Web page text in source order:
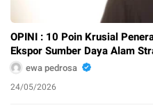
OPINI : 10 Poin Krusial
Ekspor Sumber Daya Alam
ewa pedrosa
24/05/2026